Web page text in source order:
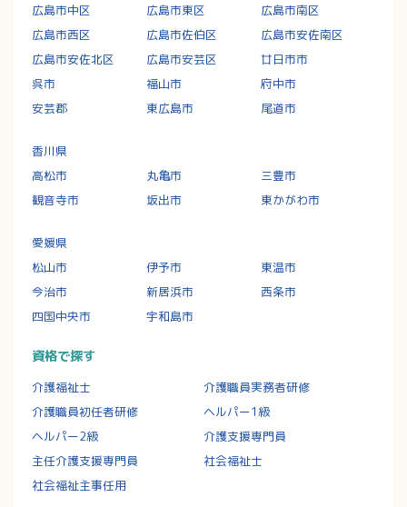
広島市中区
広島市東区
広島市南区
広島市西区
広島市佐伯区
広島市安佐南区
広島市安佐北区
広島市安芸区
廿日市市
呉市
福山市
府中市
安芸郡
東広島市 尾道市
香川県
高松市
丸亀市
三豊市
観音寺市
坂出市 東かがわ市
愛媛県
松山市
伊予市
東温市
今治市
新居浜市
西条市
四国中央市
宇和島市
資格で探す
介護福祉士
介護職員実務者研修
介護職員初任者研修
ヘルパー1級
ヘルパー2級
介護支援専門員
主任介護支援専門員
社会福祉士
社会福祉主事任用